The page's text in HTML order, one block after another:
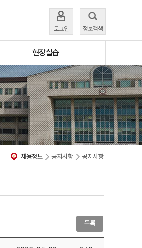
로그인 정보검색
현장실습
채용정보 공지사항 공지사항
목록